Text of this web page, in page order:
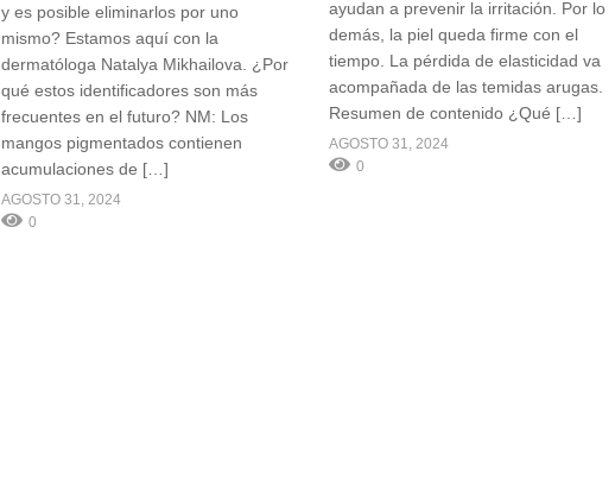
y es posible eliminarlos por uno
mismo? Estamos aquí con la
dermatóloga Natalya Mikhailova. ¿Por
qué estos identificadores son más
frecuentes en el futuro? NM: Los
mangos pigmentados contienen
acumulaciones de […]
AGOSTO 31, 2024
0
ayudan a prevenir la irritación. Por lo
demás, la piel queda firme con el
tiempo. La pérdida de elasticidad va
acompañada de las temidas arugas.
Resumen de contenido ¿Qué […]
AGOSTO 31, 2024
0